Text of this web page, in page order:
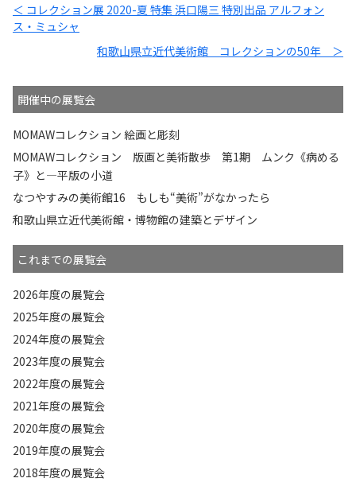
＜ コレクション展 2020-夏 特集 浜口陽三 特別出品 アルフォン
ス・ミュシャ
和歌山県立近代美術館 コレクションの50年 ＞
開催中の展覧会
MOMAWコレクション 絵画と彫刻
MOMAWコレクション 版画と美術散歩 第1期 ムンク《病める
子》と—平版の小道
なつやすみの美術館16 もしも“美術”がなかったら
和歌山県立近代美術館・博物館の建築とデザイン
これまでの展覧会
2026年度の展覧会
2025年度の展覧会
2024年度の展覧会
2023年度の展覧会
2022年度の展覧会
2021年度の展覧会
2020年度の展覧会
2019年度の展覧会
2018年度の展覧会